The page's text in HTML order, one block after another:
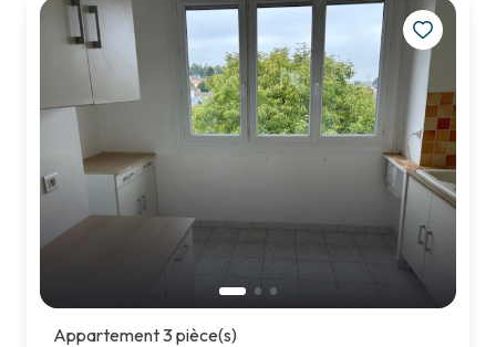
Appartement 3 pièce(s)